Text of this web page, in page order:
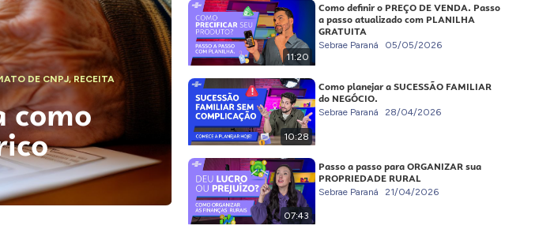
DE CNPJ,RECEITA
como
11:20
Como definir o PREÇO DE VENDA. Passo
a passo atualizado com PLANILHA
GRATUITA
Sebrae Paraná 05/05/2026
10:28
Como planejar a SUCESSÃO FAMILIAR
do NEGÓCIO.
Sebrae Paraná 28/04/2026
07:43
Passo a passo para ORGANIZAR sua
PROPRIEDADE RURAL
Sebrae Paraná 21/04/2026